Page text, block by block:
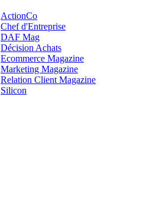
ActionCo
Chef d'Entreprise
DAF Mag
Décision Achats
Ecommerce Magazine
Marketing Magazine
Relation Client Magazine
Silicon